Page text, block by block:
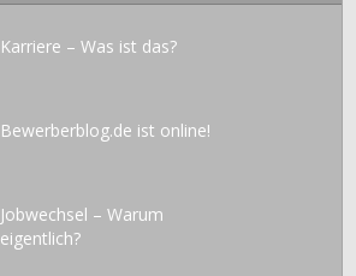
Karriere – Was ist das?
Bewerberblog.de ist online!
Jobwechsel – Warum
eigentlich?